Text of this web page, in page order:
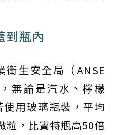
到瓶內
衛生安全局（ANSE
無論是汽水、檸檬
用玻璃瓶裝，平均
粒，比寶特瓶高50倍